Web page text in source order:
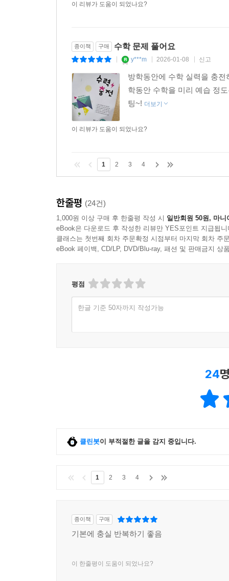
이 리뷰가 도움이 되었나요?
종이책 구매 수학 문제 풀어요
y***m 2026-01-08 신고
방학동안에 수학 실력을 충
학동안 수학을 미리 예습 정
팅~! 더보기
이 리뷰가 도움이 되었나요?
1 2 3 4
한줄평 (24건)
1,000원 이상 구매 후 한줄평 작성 시 일반회원 50원, 마니
eBook은 다운로드 후 작성한 리뷰만 YES포인트 지급됩니
클래스는 첫번째 회차 주문확정 시점부터 마지막 회차 주
eBook 페이백, CD/LP, DVD/Blu-ray, 패션 및 판매금지 상
평점
한글 기준 50자까지 작성가능
24
클린봇이 부적절한 글을 감지 중입니다.
1 2 3 4
종이책 구매
기본에 충실 반복하기 좋음
이 한줄평이 도움이 되었나요?